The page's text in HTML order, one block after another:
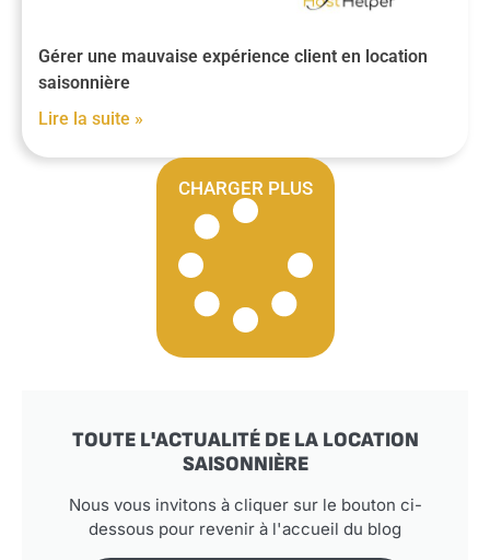
Gérer une mauvaise expérience client en location
saisonnière
Lire la suite »
CHARGER PLUS
TOUTE L'ACTUALITÉ DE LA LOCATION
SAISONNIÈRE
Nous vous invitons à cliquer sur le bouton ci-
dessous pour revenir à l'accueil du blog